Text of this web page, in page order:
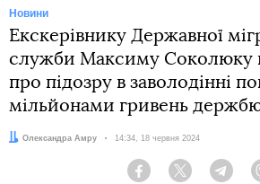
Новини
Екскерівнику Державної
служби Максиму Соколюку
про підозру в заволодінні
мільйонами гривень
Автор:
Олександра Амру Дата:
14:34, 18 червня 2024
Facebook Twitter